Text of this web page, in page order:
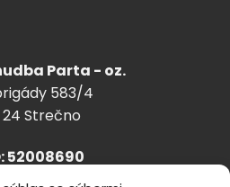
Parta - oz.
583/4
24 Strečno
52008690